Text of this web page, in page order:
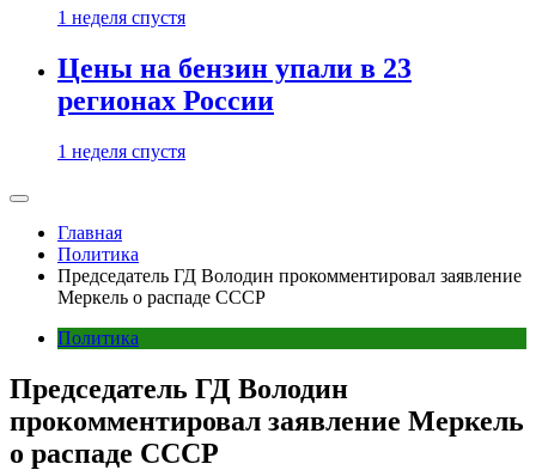
1 неделя спустя
Цены на бензин упали в 23
регионах России
1 неделя спустя
Главная
Политика
Председатель ГД Володин прокомментировал заявление
Меркель о распаде СССР
Политика
Председатель ГД Володин
прокомментировал заявление Меркель
о распаде СССР